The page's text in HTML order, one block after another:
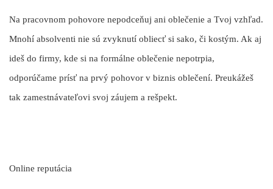
Na pracovnom pohovore nepodceňuj ani oblečenie a Tvoj vzhľad.
Mnohí absolventi nie sú zvyknutí obliecť si sako, či kostým. Ak aj
ideš do firmy, kde si na formálne oblečenie nepotrpia,
odporúčame prísť na prvý pohovor v biznis oblečení. Preukážeš
tak zamestnávateľovi svoj záujem a rešpekt.
Online reputácia